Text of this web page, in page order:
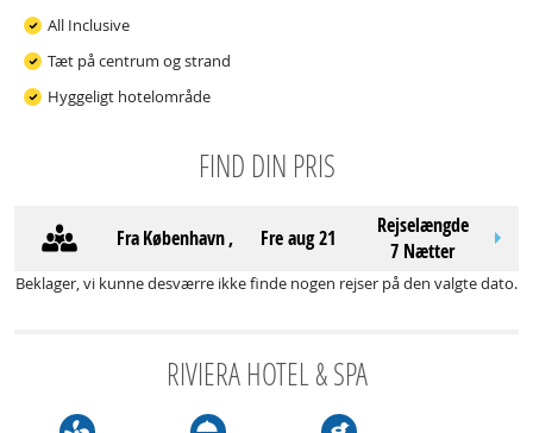
All Inclusive
Tæt på centrum og strand
Hyggeligt hotelområde
FIND DIN PRIS
FraKøbenhavn, fre aug 21
Rejselængde
7 Nætter
Beklager, vi kunne desværre ikke finde nogen rejser på den valgte dato.
RIVIERA HOTEL & SPA